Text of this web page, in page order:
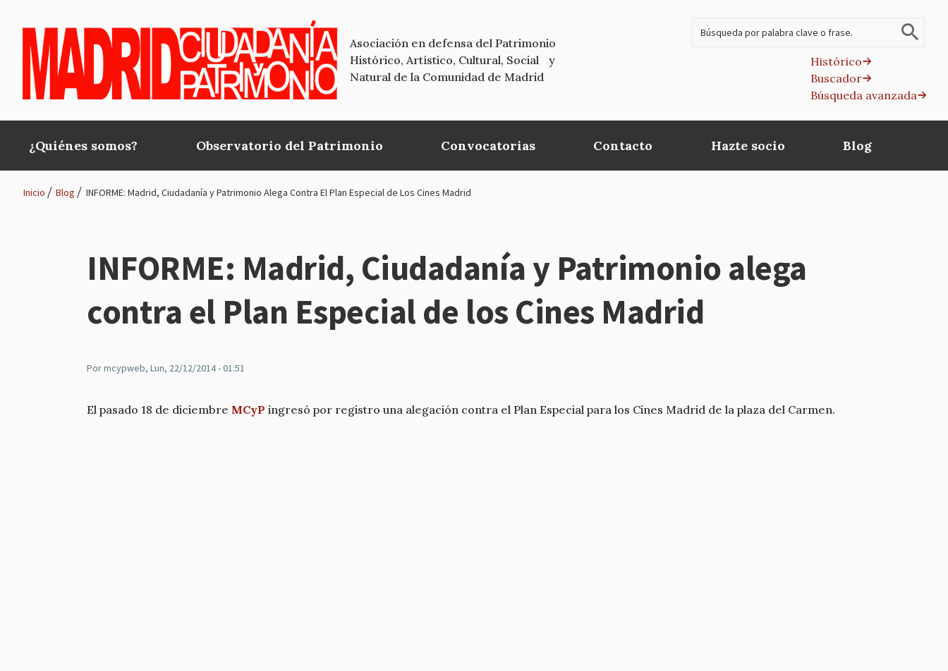
Asociación en defensa del Patrimonio
Histórico, Artístico, Cultural, Social y
Natural de la Comunidad de Madrid
Histórico
Buscador
Búsqueda avanzada
Main
navigation
¿Quiénes somos? Observatorio del Patrimonio Convocatorias Contacto Hazte socio Blog
Inicio Blog INFORME: Madrid, Ciudadanía y Patrimonio Alega Contra El Plan Especial de Los Cines Madrid
INFORME: Madrid, Ciudadanía y Patrimonio alega
contra el Plan Especial de los Cines Madrid
Pormcypweb, Lun, 22/12/2014 - 01:51
El pasado 18 de diciembre MCyP ingresó por registro una alegación contra el Plan Especial para los Cines Madrid de la plaza del Carmen.